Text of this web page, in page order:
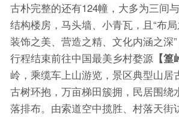
古朴完整的还有124幢，大多为三间
结构楼房，马头墙、小青瓦，且“布局
装饰之美、营造之精、文化内涵之深”
行程结束前往中国最美乡村婺源【篁
岭，乘缆车上山游览，景区典型山居
古树环抱，万亩梯田簇拥，民居围绕
落排布。由索道空中揽胜、村落天街